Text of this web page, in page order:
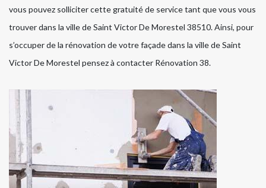
vous pouvez solliciter cette gratuité de service tant que vous vous
trouver dans la ville de Saint Victor De Morestel 38510. Ainsi, pour
s’occuper de la rénovation de votre façade dans la ville de Saint
Victor De Morestel pensez à contacter Rénovation 38.